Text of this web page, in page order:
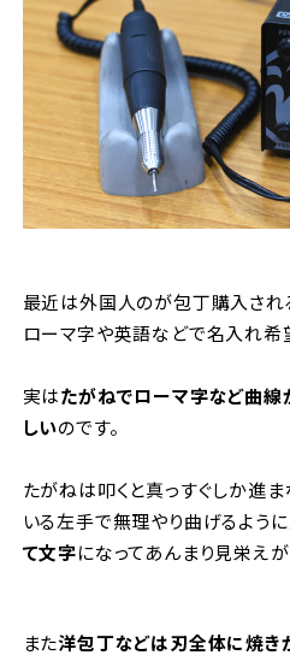
最近は外国人のが包丁購入され
ローマ字や英語などで名入れ希
実はたがねでローマ字など曲
しいのです。
たがねは叩くと真っすぐしか進
いる左手で無理やり曲げるように
て文字になってあんまり見栄えが
また洋包丁などは刃全体に焼き